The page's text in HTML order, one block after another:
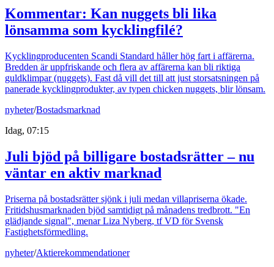
Kommentar: Kan nuggets bli lika
lönsamma som kycklingfilé?
Kycklingproducenten Scandi Standard håller hög fart i affärerna.
Bredden är uppfriskande och flera av affärerna kan bli riktiga
guldklimpar (nuggets). Fast då vill det till att just storsatsningen på
panerade kycklingprodukter, av typen chicken nuggets, blir lönsam.
nyheter/Bostadsmarknad
Idag, 07:15
Juli bjöd på billigare bostadsrätter – nu
väntar en aktiv marknad
Priserna på bostadsrätter sjönk i juli medan villapriserna ökade.
Fritidshusmarknaden bjöd samtidigt på månadens tredbrott. "En
glädjande signal", menar Liza Nyberg, tf VD för Svensk
Fastighetsförmedling.
nyheter/Aktierekommendationer